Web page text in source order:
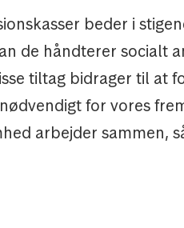
beder i
de håndterer socialt
tiltag bidrager til at
for vores
arbejder sammen,